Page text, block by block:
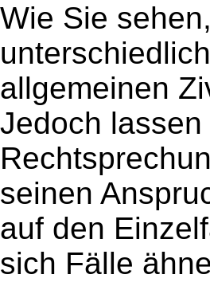
Wie Sie
allgemeinen
Jedoch
seinen
auf den
sich Fälle